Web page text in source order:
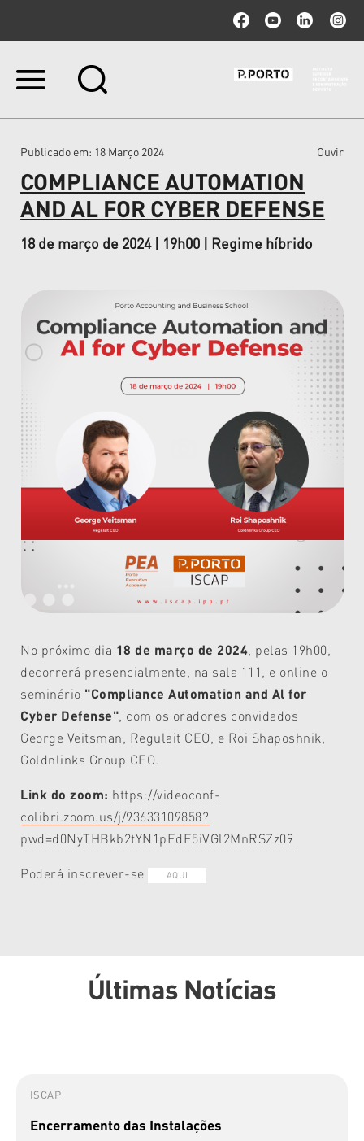
Ir
Ir
navegação
Publicado em: 18 Março 2024 Ouvir
COMPLIANCE AUTOMATION
AND AL FOR CYBER DEFENSE
18 de março de 2024 | 19h00 | Regime híbrido
No próximo dia 18 de março de 2024 , pelas 19h00,
decorrerá presencialmente, na sala 111, e online o
seminário "Compliance Automation and Al for
Cyber Defense" , com os oradores convidados
George Veitsman, Regulait CEO, e Roi Shaposhnik,
Goldnlinks Group CEO.
Link do zoom: https://videoconf-
colibri.zoom.us/j/93633109858?
pwd=d0NyTHBkb2tYN1pEdE5iVGl2MnRSZz09
Poderá inscrever-se AQUI
Últimas Notícias
ISCAP
Encerramento das Instalações